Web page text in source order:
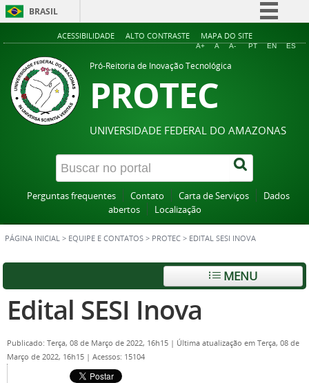
BRASIL
Simplifique!
Acesso à informação
ACESSIBILIDADE ALTO CONTRASTE MAPA DO SITE
A+ A A- PT EN ES
Pró-Reitoria de Inovação Tecnológica
PROTEC
UNIVERSIDADE FEDERAL DO AMAZONAS
Perguntas frequentes Contato Carta de Serviços
Dados
abertos
Localização
PÁGINA INICIAL > EQUIPE E CONTATOS > PROTEC > EDITAL SESI INOVA
MENU
Edital SESI Inova
Publicado: Terça, 08 de Março de 2022, 16h15 | Última atualização em Terça, 08 de
Março de 2022, 16h15 | Acessos: 15104